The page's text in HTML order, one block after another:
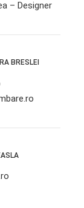
– Designer
BRESLEI